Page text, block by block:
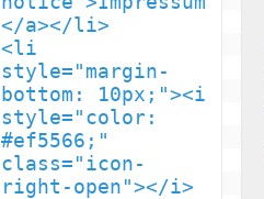
</a></li>
<li
style="margin-
bottom: 10px;"><i
style="color:
#ef5566;"
class="icon-
right-open"></i>